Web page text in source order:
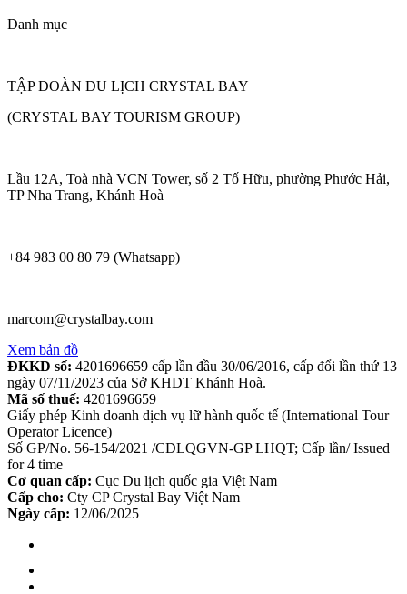
Danh mục
TẬP ĐOÀN DU LỊCH CRYSTAL BAY
(CRYSTAL BAY TOURISM GROUP)
Lầu 12A, Toà nhà VCN Tower, số 2 Tố Hữu, phường Phước Hải,
TP Nha Trang, Khánh Hoà
+84 983 00 80 79 (Whatsapp)
marcom@crystalbay.com
Xem bản đồ
ĐKKD số: 4201696659 cấp lần đầu 30/06/2016, cấp đổi lần thứ 13
ngày 07/11/2023 của Sở KHDT Khánh Hoà.
Mã số thuế: 4201696659
Giấy phép Kinh doanh dịch vụ lữ hành quốc tế (International Tour
Operator Licence)
Số GP/No. 56-154/2021 /CDLQGVN-GP LHQT; Cấp lần/ Issued
for 4 time
Cơ quan cấp: Cục Du lịch quốc gia Việt Nam
Cấp cho: Cty CP Crystal Bay Việt Nam
Ngày cấp: 12/06/2025